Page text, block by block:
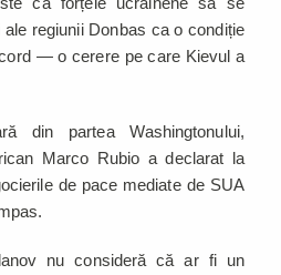
regiunii Donbas ca o condiție
— o cerere pe care Kievul a
din partea Washingtonului,
Marco Rubio a declarat la
de pace mediate de SUA
nu consideră că ar fi un